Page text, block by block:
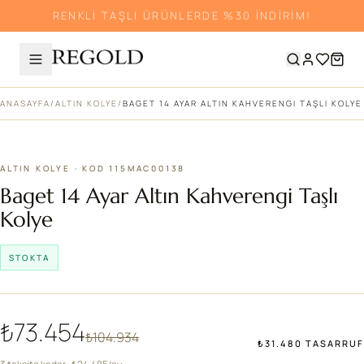
RENKLİ TAŞLI ÜRÜNLERDE %30 İNDİRİM!
ANASAYFA/ ALTIN KOLYE / BAGET 14 AYAR ALTIN KAHVERENGI TAŞLI KOLYE
ALTIN KOLYE · KOD 115MAC00138
Baget 14 Ayar Altın Kahverengi Taşlı
Kolye
STOKTA
₺73.454₺104.934 ₺31.480 TASARRUF